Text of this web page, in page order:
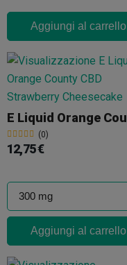
Aggiungi al carrello
(0)
12,75 €
Aggiungi al carrello